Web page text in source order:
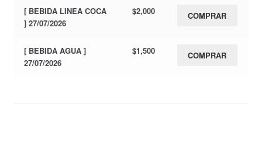
[ BEBIDA LINEA COCA
] 27/07/2026
$2,000 COMPRAR
[ BEBIDA AGUA ]
27/07/2026
$1,500 COMPRAR